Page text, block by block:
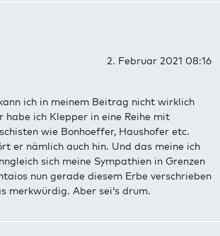
2. Februar 2021 08:16
ich in meinem Beitrag nicht wirklich
habe ich Klepper in eine Reihe mit
wie Bonhoeffer, Haushofer etc.
er nämlich auch hin. Und das meine ich
sich meine Sympathien in Grenzen
nun gerade diesem Erbe verschrieben
merkwürdig. Aber sei‘s drum.